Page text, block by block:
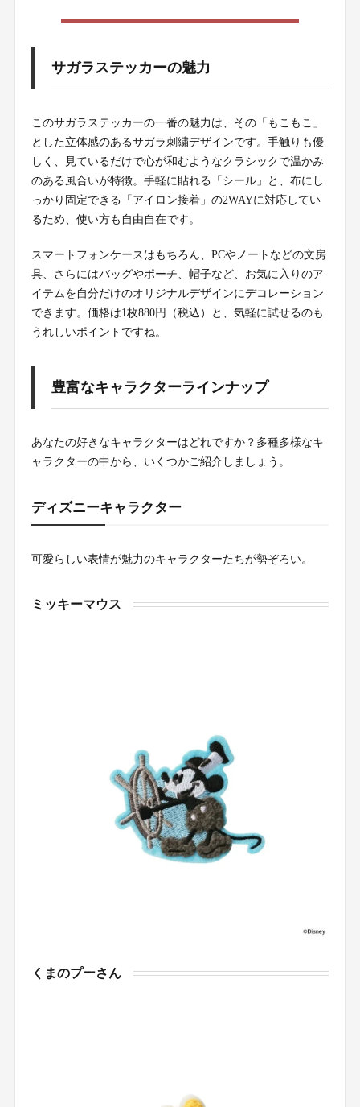
サガラステッカーの魅力
このサガラステッカーの一番の魅力は、その「もこもこ」
とした立体感のあるサガラ刺繍デザインです。手触りも優
しく、見ているだけで心が和むようなクラシックで温かみ
のある風合いが特徴。手軽に貼れる「シール」と、布にし
っかり固定できる「アイロン接着」の2WAYに対応してい
るため、使い方も自由自在です。
スマートフォンケースはもちろん、PCやノートなどの文房
具、さらにはバッグやポーチ、帽子など、お気に入りのア
イテムを自分だけのオリジナルデザインにデコレーション
できます。価格は1枚880円（税込）と、気軽に試せるのも
うれしいポイントですね。
豊富なキャラクターラインナップ
あなたの好きなキャラクターはどれですか？多種多様なキ
ャラクターの中から、いくつかご紹介しましょう。
ディズニーキャラクター
可愛らしい表情が魅力のキャラクターたちが勢ぞろい。
ミッキーマウス
くまのプーさん